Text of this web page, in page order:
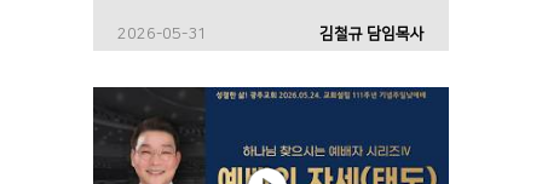
2026-05-31 김철규 담임목사